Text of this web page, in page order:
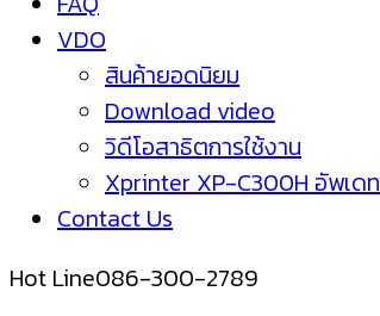
VDO
สินค้ายอดนิยม
Download video
วิดีโอสาธิตการใช้งาน
Xprinter XP-C300H อัพเด
Contact Us
Hot Line086-300-2789